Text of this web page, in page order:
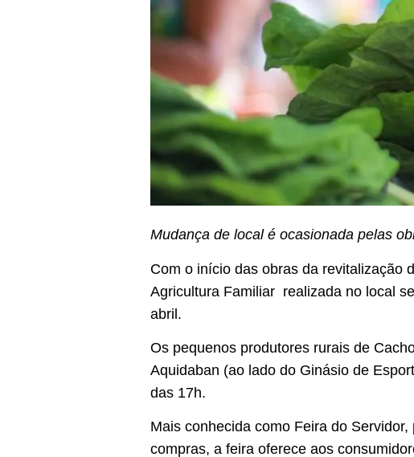
Mudança de local é ocasionada pelas
Com o início das obras da revitalização
Agricultura Familiar realizada no local
abril.
Os pequenos produtores rurais de
Aquidaban (ao lado do Ginásio de
das 17h.
Mais conhecida como Feira do
compras, a feira oferece aos